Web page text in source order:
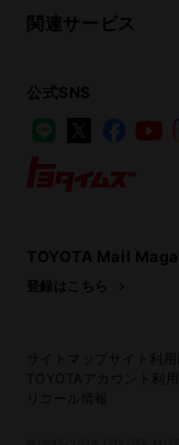
関連サービス
公式SNS
LINE
TOYOTA Mail
登録はこちら
サイト利
TOYOTAアカウント利用
リコール情報